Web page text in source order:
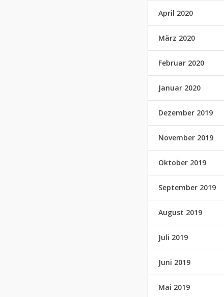
April 2020
März 2020
Februar 2020
Januar 2020
Dezember 2019
November 2019
Oktober 2019
September 2019
August 2019
Juli 2019
Juni 2019
Mai 2019